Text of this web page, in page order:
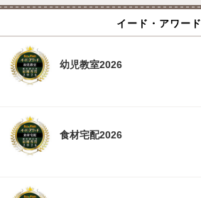
イード・アワード
幼児教室2026
食材宅配2026